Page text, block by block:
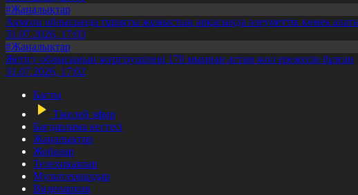
#Жаңалықтар
Ақмола облысында тұрақты жұмыстың арқасында әлеуметтік көмек
31.07.2026, 17:03
#Жаңалықтар
Жетісу облысының жүргізушілері 170 мыңнан астам жол ережесін бұзған
31.07.2026, 17:02
Басты
Тікелей эфир
Бағдарлама кестесі
Жаңалықтар
Жобалар
Телехикаялар
Мультсериалдар
Видеоархив